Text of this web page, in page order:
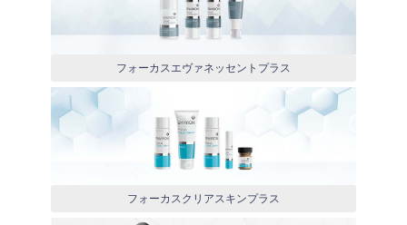
フォーカスエヴァネッセントプラス
フォーカスクリアスキンプラス